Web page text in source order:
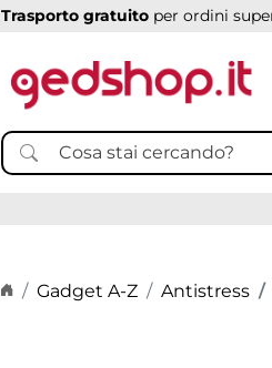
Trasporto gratuito per ordini
Home page
Gadget A-Z Antistress